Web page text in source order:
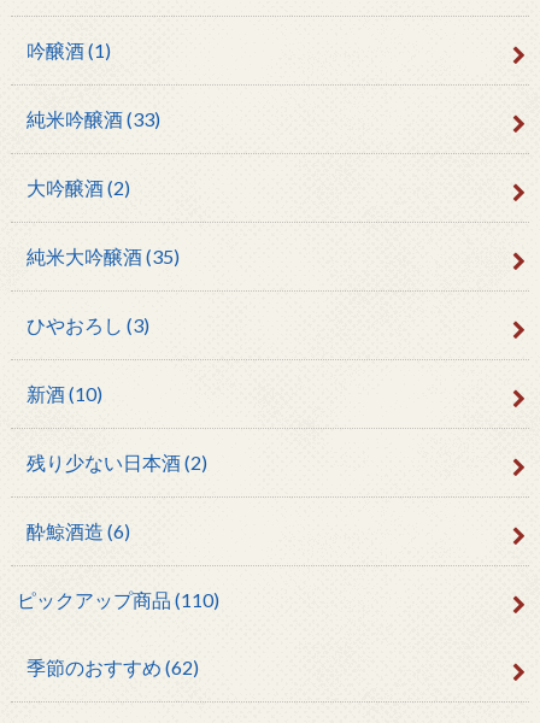
吟醸酒(1)
純米吟醸酒(33)
大吟醸酒(2)
純米大吟醸酒(35)
ひやおろし (3)
新酒(10)
残り少ない日本酒(2)
酔鯨酒造 (6)
ピックアップ商品 (110)
季節のおすすめ (62)